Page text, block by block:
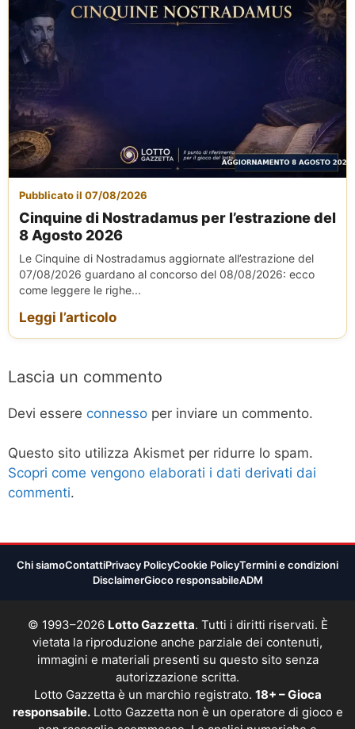
Pubblicato il 07/08/2026
Cinquine di Nostradamus per l’estrazione del
8 Agosto 2026
Le Cinquine di Nostradamus aggiornate all’estrazione del
07/08/2026 guardano al concorso del 08/08/2026: ecco
come leggere le righe...
Leggi l’articolo
Lascia un commento
Devi essere connesso per inviare un commento.
Questo sito utilizza Akismet per ridurre lo spam.
Scopri come vengono elaborati i dati derivati dai
commenti.
Chi siamoContattiPrivacy PolicyCookie PolicyTermini e condizioni
DisclaimerGioco responsabileADM
© 1993–2026 Lotto Gazzetta. Tutti i diritti riservati. È
vietata la riproduzione anche parziale dei contenuti,
immagini e materiali presenti su questo sito senza
autorizzazione scritta.
Lotto Gazzetta è un marchio registrato. 18+ – Gioca
responsabile.Lotto Gazzetta non è un operatore di gioco e